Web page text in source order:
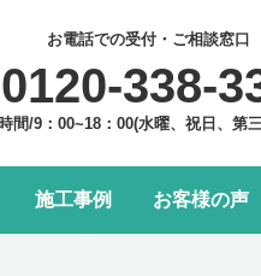
お電話での受付・ご相談窓口
0120-338-
間/9：00~18：00(水曜、祝日、第
施工事例 お客様の声